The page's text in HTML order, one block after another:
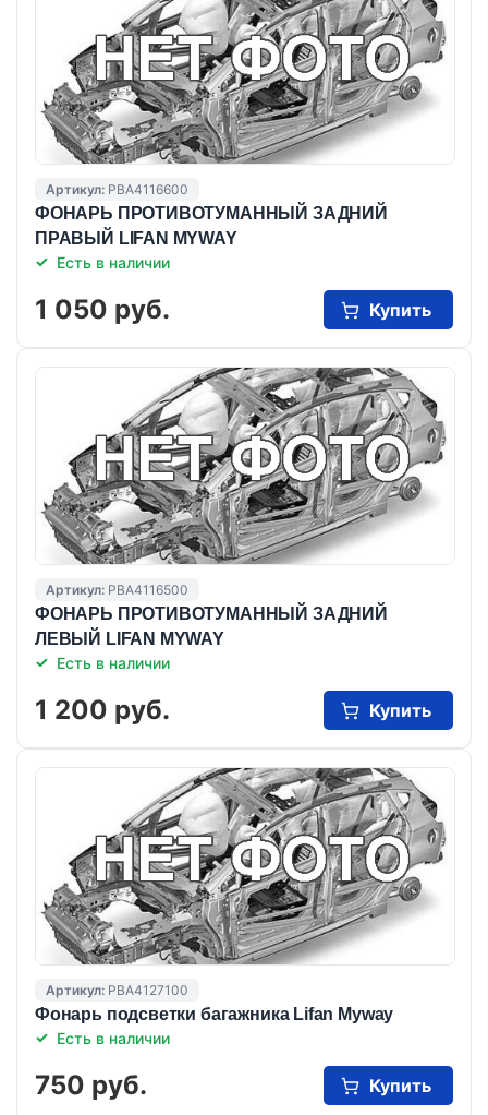
Артикул: PBA4116600
ФОНАРЬ ПРОТИВОТУМАННЫЙ ЗАДНИЙ
ПРАВЫЙ LIFAN MYWAY
Есть в наличии
1 050 руб. Купить
Артикул: PBA4116500
ФОНАРЬ ПРОТИВОТУМАННЫЙ ЗАДНИЙ
ЛЕВЫЙ LIFAN MYWAY
Есть в наличии
1 200 руб. Купить
Артикул: PBA4127100
Фонарь подсветки багажника Lifan Myway
Есть в наличии
750 руб. Купить